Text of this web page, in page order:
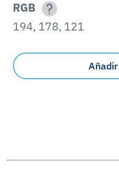
RGB
194, 178, 121